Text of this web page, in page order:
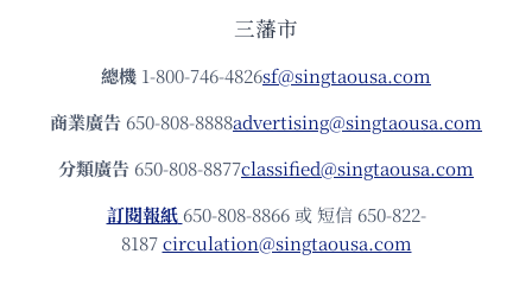
三藩市
總機 1-800-746-4826sf@singtaousa.com
商業廣告 650-808-8888advertising@singtaousa.com
分類廣告 650-808-8877classified@singtaousa.com
訂閱報紙 650-808-8866 或 短信 650-822-
8187circulation@singtaousa.com